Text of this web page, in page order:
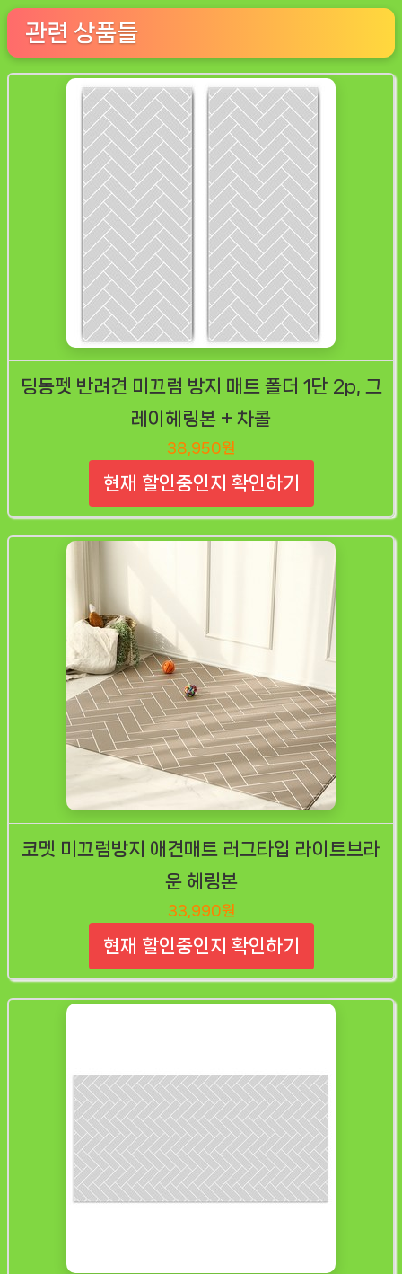
관련 상품들
딩동펫 반려견 미끄럼 방지 매트 폴더 1단 2p, 그
레이헤링본 + 차콜
38,950원
현재 할인중인지 확인하기
코멧 미끄럼방지 애견매트 러그타입 라이트브라
운 헤링본
33,990원
현재 할인중인지 확인하기